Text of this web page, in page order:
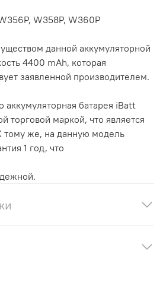
W358P, W360P
данной аккумуляторной
4400 mAh, которая
заявленной производителем.
аккумуляторная батарея iBatt
торговой маркой, что является
тому же, на данную модель
1 год, что